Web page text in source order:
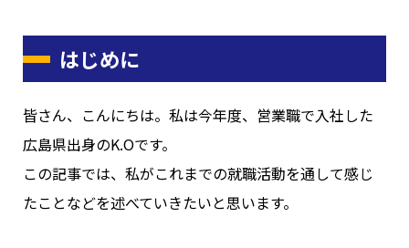
はじめに
皆さん、こんにちは。私は今年度、営業職で入社した
広島県出身のK.Oです。
この記事では、私がこれまでの就職活動を通して感じ
たことなどを述べていきたいと思います。